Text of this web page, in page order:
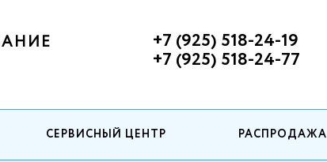
+7 (925) 518-24-19
+7 (925) 518-24-77
СЕРВИСНЫЙ ЦЕНТР РАСПРОДАЖА